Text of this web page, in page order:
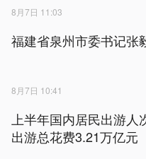
8月7日 11:03
福建省泉州市委书记张
8月7日 10:41
上半年国内居民出游人
出游总花费3.21万亿元